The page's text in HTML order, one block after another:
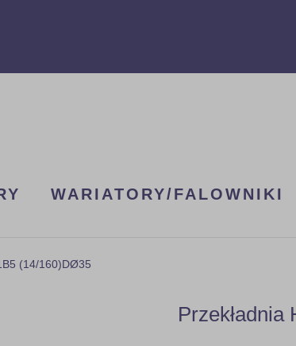
WARIATORY/FALOWNIKI
(14/160)DØ35